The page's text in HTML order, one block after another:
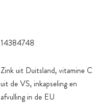
14384748
Zink uit Duitsland, vitamine C
uit de VS, inkapseling en
afvulling in de EU